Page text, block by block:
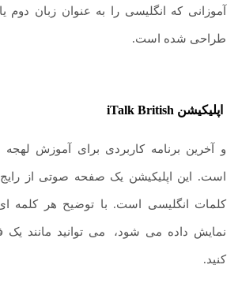
آموزانی که انگلیسی را به عنوان زبان دوم
طراحی شده است.
اپلیکیشن iTalk British
است. این اپلیکیشن یک صفحه صوتی از
کلمات انگلیسی است. با توضیح هر کلمه
نمایش داده می شود، می توانید مانند یک
کنید.